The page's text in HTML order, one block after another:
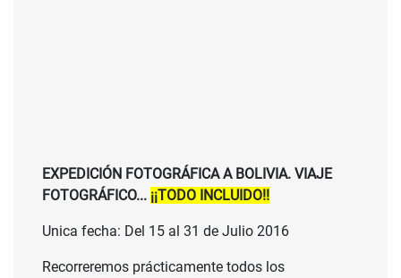
EXPEDICIÓN FOTOGRÁFICA A BOLIVIA. VIAJE
FOTOGRÁFICO... ¡¡TODO INCLUIDO!!
Unica fecha: Del 15 al 31 de Julio 2016
Recorreremos prácticamente todos los